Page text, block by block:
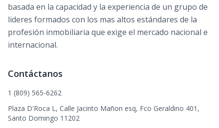
basada en la capacidad y la experiencia de un grupo de
lideres formados con los mas altos estándares de la
profesión inmobiliaria que exige el mercado nacional e
internacional.
Contáctanos
1 (809) 565-6262
Plaza D'Roca L, Calle Jacinto Mañon esq, Fco Geraldino 401,
Santo Domingo 11202